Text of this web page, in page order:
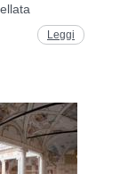
Leggi